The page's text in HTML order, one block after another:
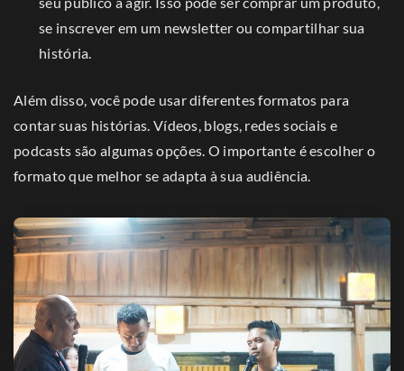
se inscrever em um newsletter ou compartilhar sua
história.
Além disso, você pode usar diferentes formatos para
contar suas histórias. Vídeos, blogs, redes sociais e
podcasts são algumas opções. O importante é escolher o
formato que melhor se adapta à sua audiência.